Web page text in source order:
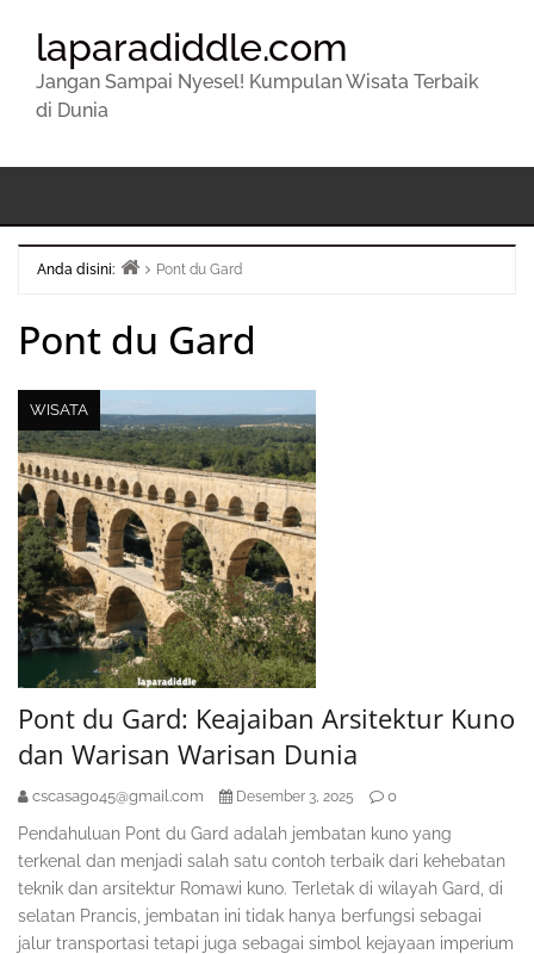
laparadiddle.com
Jangan Sampai Nyesel! Kumpulan Wisata Terbaik
di Dunia
Anda disini:
Pont du Gard
Pont du Gard
WISATA
Pont du Gard: Keajaiban Arsitektur Kuno
dan Warisan Warisan Dunia
cscasag045@gmail.com Desember 3, 2025 0
Pendahuluan Pont du Gard adalah jembatan kuno yang
terkenal dan menjadi salah satu contoh terbaik dari kehebatan
teknik dan arsitektur Romawi kuno. Terletak di wilayah Gard, di
selatan Prancis, jembatan ini tidak hanya berfungsi sebagai
jalur transportasi tetapi juga sebagai simbol kejayaan imperium